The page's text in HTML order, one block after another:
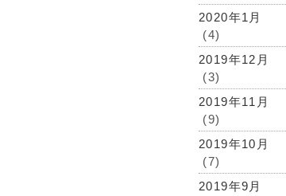
2020年1月
(4)
2019年12月
(3)
2019年11月
(9)
2019年10月
(7)
2019年9月